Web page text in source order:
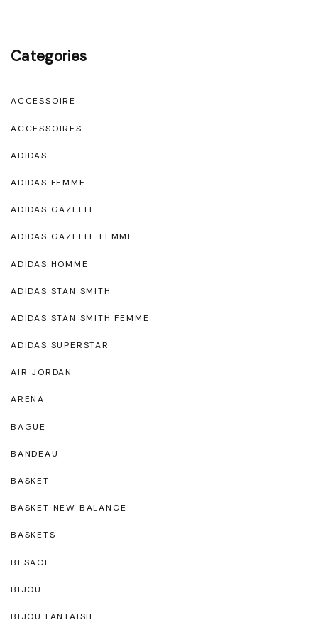
Categories
ACCESSOIRE
ACCESSOIRES
ADIDAS
ADIDAS FEMME
ADIDAS GAZELLE
ADIDAS GAZELLE FEMME
ADIDAS HOMME
ADIDAS STAN SMITH
ADIDAS STAN SMITH FEMME
ADIDAS SUPERSTAR
AIR JORDAN
ARENA
BAGUE
BANDEAU
BASKET
BASKET NEW BALANCE
BASKETS
BESACE
BIJOU
BIJOU FANTAISIE